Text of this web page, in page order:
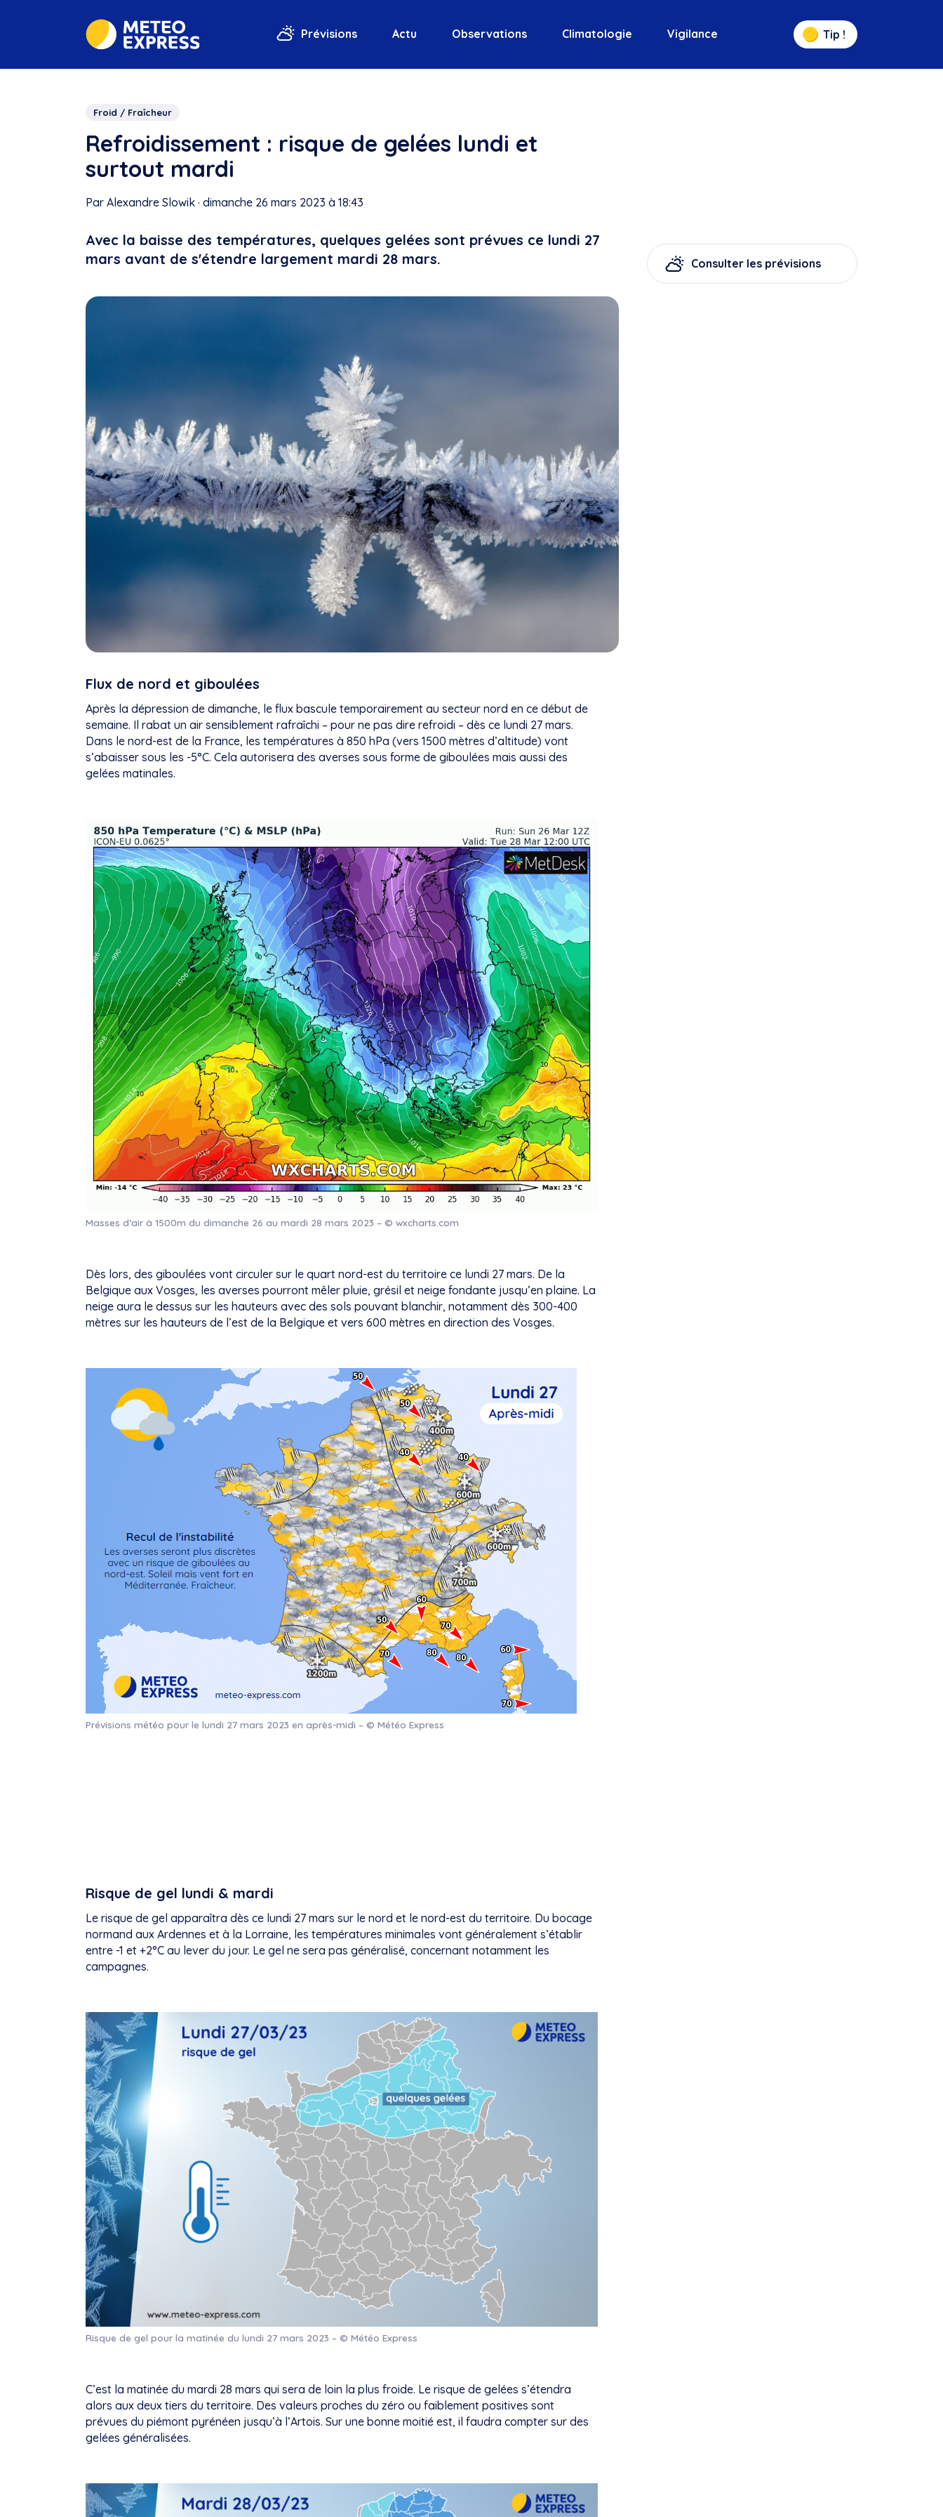
Prévisions Actu Observations Climatologie Vigilance Tip !
Froid / Fraîcheur
Refroidissement : risque de gelées lundi et
surtout mardi
Par Alexandre Slowik · dimanche 26 mars 2023 à 18:43
Avec la baisse des températures, quelques gelées sont prévues ce lundi 27
mars avant de s'étendre largement mardi 28 mars.
Flux de nord et giboulées
Après la dépression de dimanche, le flux bascule temporairement au secteur nord en ce début de
semaine. Il rabat un air sensiblement rafraîchi – pour ne pas dire refroidi – dès ce lundi 27 mars.
Dans le nord-est de la France, les températures à 850 hPa (vers 1500 mètres d’altitude) vont
s’abaisser sous les -5°C. Cela autorisera des averses sous forme de giboulées mais aussi des
gelées matinales.
Masses d’air à 1500m du dimanche 26 au mardi 28 mars 2023 – © wxcharts.com
Dès lors, des giboulées vont circuler sur le quart nord-est du territoire ce lundi 27 mars. De la
Belgique aux Vosges, les averses pourront mêler pluie, grésil et neige fondante jusqu’en plaine. La
neige aura le dessus sur les hauteurs avec des sols pouvant blanchir, notamment dès 300-400
mètres sur les hauteurs de l’est de la Belgique et vers 600 mètres en direction des Vosges.
Prévisions météo pour le lundi 27 mars 2023 en après-midi – © Météo Express
Risque de gel lundi & mardi
Le risque de gel apparaîtra dès ce lundi 27 mars sur le nord et le nord-est du territoire. Du bocage
normand aux Ardennes et à la Lorraine, les températures minimales vont généralement s’établir
entre -1 et +2°C au lever du jour. Le gel ne sera pas généralisé, concernant notamment les
campagnes.
Risque de gel pour la matinée du lundi 27 mars 2023 – © Météo Express
C’est la matinée du mardi 28 mars qui sera de loin la plus froide. Le risque de gelées s’étendra
alors aux deux tiers du territoire. Des valeurs proches du zéro ou faiblement positives sont
prévues du piémont pyrénéen jusqu’à l’Artois. Sur une bonne moitié est, il faudra compter sur des
gelées généralisées.
Consulter les prévisions